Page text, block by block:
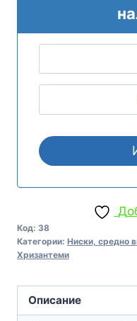
Код: 38
Категории: Ниски, средно
Хризантеми
Описание